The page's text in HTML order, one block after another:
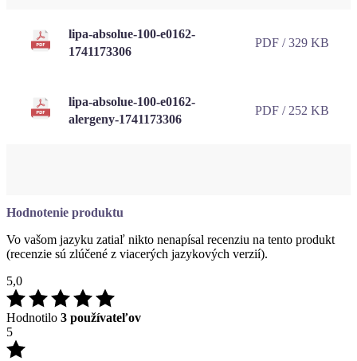
lipa-absolue-100-e0162-
1741173306
PDF / 329 KB
lipa-absolue-100-e0162-
alergeny-1741173306
PDF / 252 KB
Hodnotenie produktu
Vo vašom jazyku zatiaľ nikto nenapísal recenziu na tento produkt
(recenzie sú zlúčené z viacerých jazykových verzií).
5,0
Hodnotilo 3 používateľov
5